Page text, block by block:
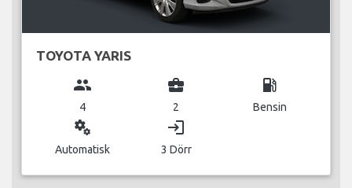
TOYOTA YARIS
group
4
business_center
2
local_gas_station
Bensin
miscellaneous_services
Automatisk
login
3 Dörr